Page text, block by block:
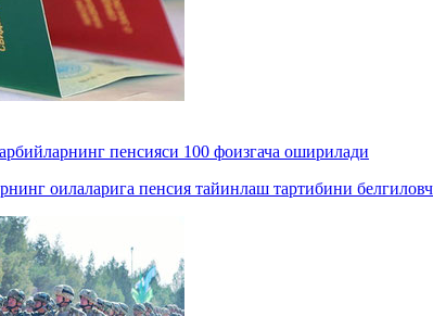
пенсияси 100 фоизгача оширилади
оилаларига пенсия тайинлаш тартибини